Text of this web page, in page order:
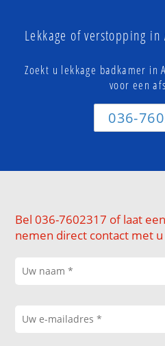
Lekkage of verstopping in
Zoekt u lekkage badkamer in
voor een
036-
Bel 036-7602317 of laat
nemen direct contact met u